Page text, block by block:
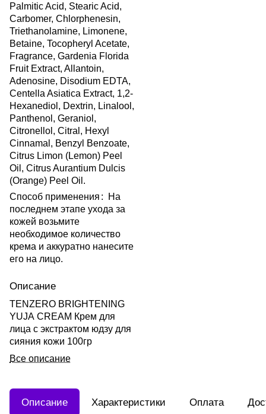
Palmitic Acid, Stearic Acid,
Carbomer, Chlorphenesin,
Triethanolamine, Limonene,
Betaine, Tocopheryl Acetate,
Fragrance, Gardenia Florida
Fruit Extract, Allantoin,
Adenosine, Disodium EDTA,
Centella Asiatica Extract, 1,2-
Hexanediol, Dextrin, Linalool,
Panthenol, Geraniol,
Citronellol, Citral, Hexyl
Cinnamal, Benzyl Benzoate,
Citrus Limon (Lemon) Peel
Oil, Citrus Aurantium Dulcis
(Orange) Peel Oil.
Способ применения :
На
последнем этапе ухода за
кожей возьмите
необходимое количество
крема и аккуратно нанесите
его на лицо.
Описание
TENZERO BRIGHTENING
YUJA CREAM Крем для
лица с экстрактом юдзу для
сияния кожи 100гр
Все описание
Описание Характеристики Оплата